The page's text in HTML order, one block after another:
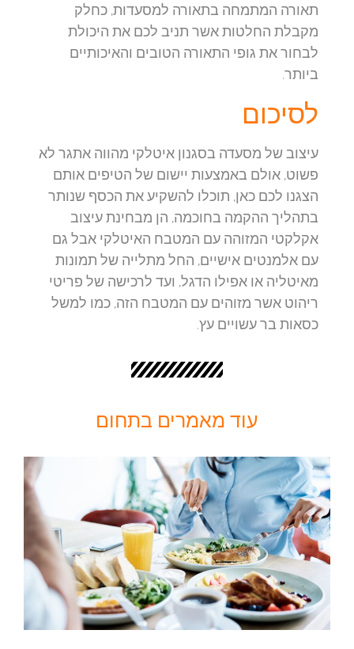
תאורה המתמחה בתאורה למסעדות, כחלק
מקבלת החלטות אשר תניב לכם את היכולת
לבחור את גופי התאורה הטובים והאיכותיים
ביותר.
לסיכום
עיצוב של מסעדה בסגנון איטלקי מהווה אתגר לא
פשוט, אולם באמצעות יישום של הטיפים אותם
הצגנו לכם כאן, תוכלו להשקיע את הכסף שנותר
בתהליך ההקמה בחוכמה, הן מבחינת עיצוב
אקלקטי המזוהה עם המטבח האיטלקי אבל גם
עם אלמנטים אישיים, החל מתלייה של תמונות
מאיטליה או אפילו הדגל, ועד לרכישה של פריטי
ריהוט אשר מזוהים עם המטבח הזה, כמו למשל
כסאות בר עשויים עץ.
עוד מאמרים בתחום